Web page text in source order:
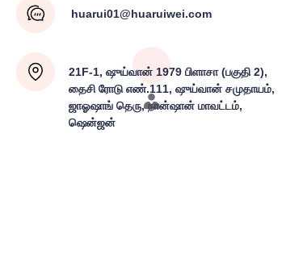
huarui01@huaruiwei.com
21F-1, ஷுய்வான் 1979 பிளாசா (பகுதி 2),
தைசி ரோடு எண்.111, ஷுய்வான் சமுதாயம்,
ஜாஓஷாங் தெரு, நான்ஷான் மாவட்டம்,
ஷென்ஜன்
எங்களை பற்றி
உங்கள் தொடர்பு தகவலை விடுக